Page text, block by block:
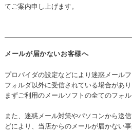
てご案内申し上げます。
メールが届かないお客様へ
プロバイダの設定などにより迷惑メール
フォルダ以外に受信されている場合があり
まずご利用のメールソフトの全てのフォ
また、迷惑メール対策やパソコンから送
どにより、当店からのメールが届かない事